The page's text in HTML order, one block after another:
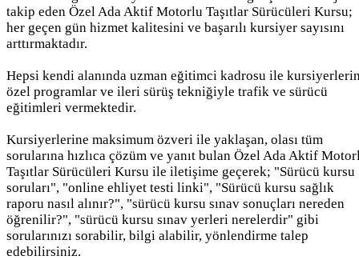
takip eden Özel Ada Aktif Motorlu Taşıtlar Sürücüleri Kursu;
her geçen gün hizmet kalitesini ve başarılı kursiyer sayısını
arttırmaktadır.
Hepsi kendi alanında uzman eğitimci kadrosu ile
özel programlar ve ileri sürüş tekniğiyle trafik ve sürücü
eğitimleri vermektedir.
Kursiyerlerine maksimum özveri ile yaklaşan, olası tüm
sorularına hızlıca çözüm ve yanıt bulan Özel Ada Aktif
Taşıtlar Sürücüleri Kursu ile iletişime geçerek; "Sürücü kursu
soruları", "online ehliyet testi linki", "Sürücü kursu sağlık
raporu nasıl alınır?", "sürücü kursu sınav sonuçları nereden
öğrenilir?", "sürücü kursu sınav yerleri nerelerdir" gibi
sorularınızı sorabilir, bilgi alabilir, yönlendirme talep
edebilirsiniz.